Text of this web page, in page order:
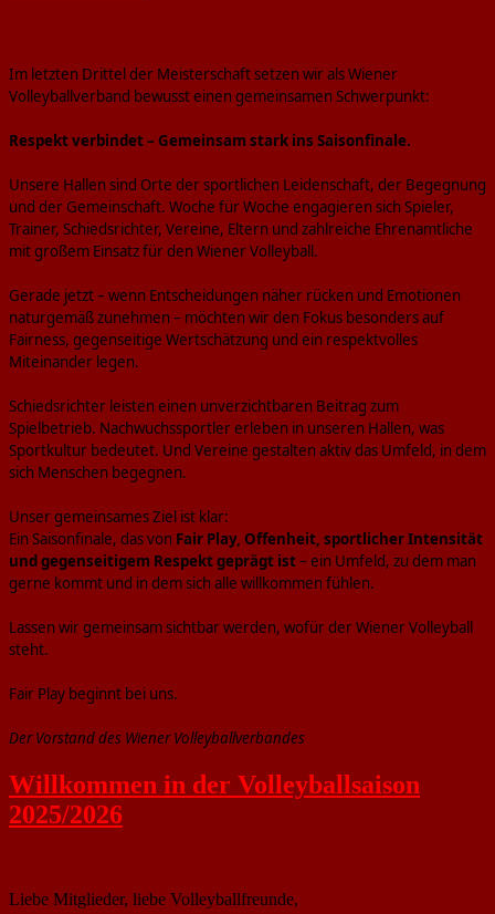
Im letzten Drittel der Meisterschaft setzen wir als Wiener
Volleyballverband bewusst einen gemeinsamen Schwerpunkt:
Respekt verbindet – Gemeinsam stark ins Saisonfinale.
Unsere Hallen sind Orte der sportlichen Leidenschaft, der Begegnung
und der Gemeinschaft. Woche für Woche engagieren sich Spieler,
Trainer, Schiedsrichter, Vereine, Eltern und zahlreiche Ehrenamtliche
mit großem Einsatz für den Wiener Volleyball.
Gerade jetzt – wenn Entscheidungen näher rücken und Emotionen
naturgemäß zunehmen – möchten wir den Fokus besonders auf
Fairness, gegenseitige Wertschätzung und ein respektvolles
Miteinander legen.
Schiedsrichter leisten einen unverzichtbaren Beitrag zum
Spielbetrieb. Nachwuchssportler erleben in unseren Hallen, was
Sportkultur bedeutet. Und Vereine gestalten aktiv das Umfeld, in dem
sich Menschen begegnen.
Unser gemeinsames Ziel ist klar:
Ein Saisonfinale, das von Fair Play, Offenheit, sportlicher Intensität
und gegenseitigem Respekt geprägt ist– ein Umfeld, zu dem man
gerne kommt und in dem sich alle willkommen fühlen.
Lassen wir gemeinsam sichtbar werden, wofür der Wiener Volleyball
steht.
Fair Play beginnt bei uns.
Der Vorstand des Wiener Volleyballverbandes
Willkommen in der Volleyballsaison
2025/2026
Liebe Mitglieder, liebe Volleyballfreunde,